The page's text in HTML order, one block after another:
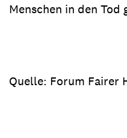
Menschen in den Tod
Quelle: Forum Fairer